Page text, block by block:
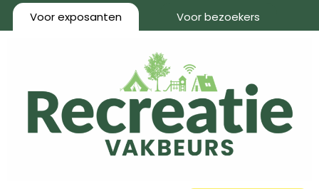
Voor exposanten Voor bezoekers